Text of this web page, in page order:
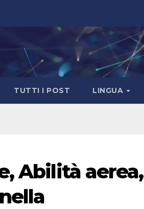
TUTTI I POST LINGUA
Abilità aerea,